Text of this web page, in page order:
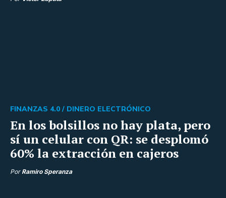
En los bolsillos no hay plata, pero
sí un celular con QR: se desplomó
60% la extracción en cajeros
FINANZAS 4.0 / DINERO ELECTRÓNICO
Por Ramiro Speranza